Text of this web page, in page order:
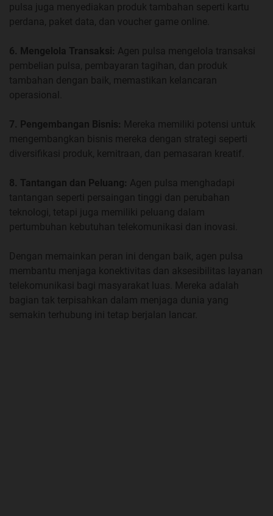
pulsa juga menyediakan produk tambahan seperti kartu
perdana, paket data, dan voucher game online.
6. Mengelola Transaksi: Agen pulsa mengelola transaksi
pembelian pulsa, pembayaran tagihan, dan produk
tambahan dengan baik, memastikan kelancaran
operasional.
7. Pengembangan Bisnis: Mereka memiliki potensi untuk
mengembangkan bisnis mereka dengan strategi seperti
diversifikasi produk, kemitraan, dan pemasaran kreatif.
8. Tantangan dan Peluang: Agen pulsa menghadapi
tantangan seperti persaingan tinggi dan perubahan
teknologi, tetapi juga memiliki peluang dalam
pertumbuhan kebutuhan telekomunikasi dan inovasi.
Dengan memainkan peran ini dengan baik, agen pulsa
membantu menjaga konektivitas dan aksesibilitas layanan
telekomunikasi bagi masyarakat luas. Mereka adalah
bagian tak terpisahkan dalam menjaga dunia yang
semakin terhubung ini tetap berjalan lancar.